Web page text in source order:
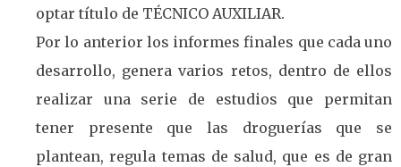
optar título de TÉCNICO AUXILIAR.
Por lo anterior los informes finales que cada uno
desarrollo, genera varios retos, dentro de ellos
realizar una serie de estudios que permitan
tener presente que las droguerías que se
plantean, regula temas de salud, que es de gran